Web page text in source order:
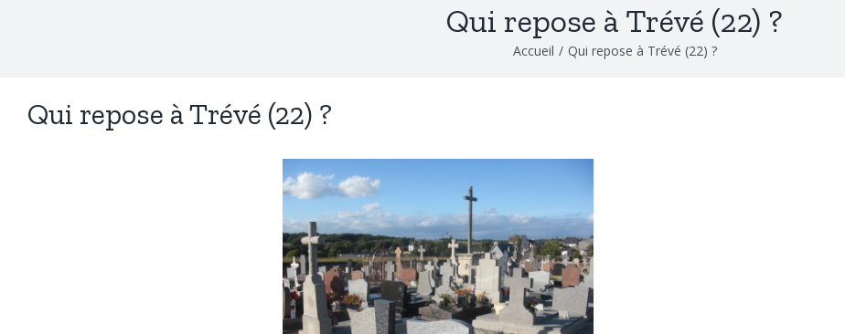
Qui repose à Trévé (22) ?
Accueil / Qui repose à Trévé (22) ?
Qui repose à Trévé (22) ?